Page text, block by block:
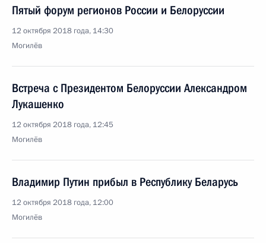
Пятый форум регионов России и Белоруссии
12 октября 2018 года, 14:30
Могилёв
Встреча с Президентом Белоруссии Александром
Лукашенко
12 октября 2018 года, 12:45
Могилёв
Владимир Путин прибыл в Республику Беларусь
12 октября 2018 года, 12:00
Могилёв